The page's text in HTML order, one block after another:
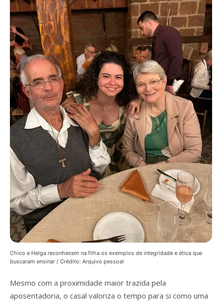
Chico e Helga reconhecem na filha os exemplos de integridade e ética que
buscaram ensinar / Crédito: Arquivo pessoal
Mesmo com a proximidade maior trazida pela
aposentadoria, o casal valoriza o tempo para si como uma